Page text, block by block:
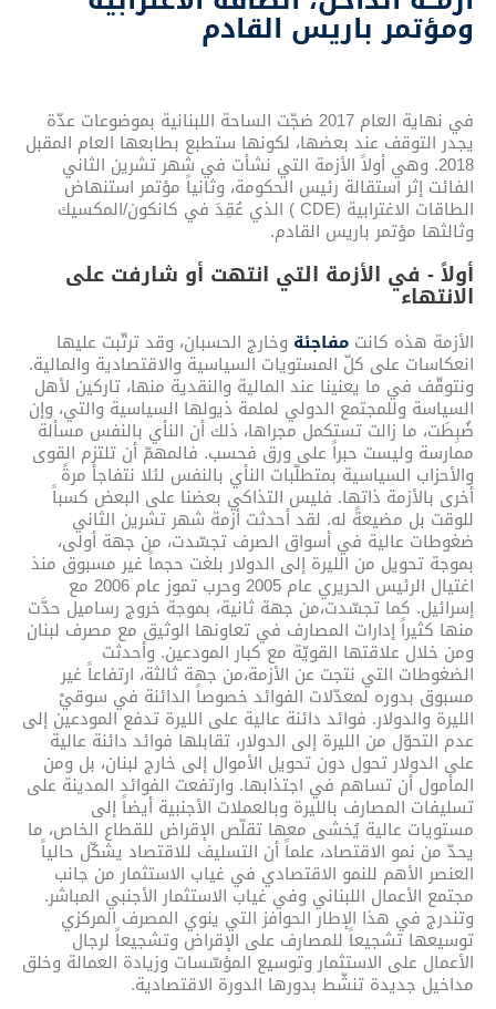
ومؤتمر باريس القادم
في نهاية العام 2017 ضجّت الساحة اللبنانية بموضوعات عدّة
يجدر التوقف عند بعضها، لكونها ستطبع بطابعها العام المقبل
2018. وهي أولاً الأزمة التي نشأت في شهر تشرين الثاني
الفائت إثر استقالة رئيس الحكومة، وثانياً مؤتمر استنهاض
الطاقات الاغترابية (CDE ) الذي عُقِدَ في كانكون/المكسيك
وثالثها مؤتمر باريس القادم.
أولاً - في الأزمة التي انتهت أو شارفت على
الانتهاء
الأزمة هذه كانت مفاجئة وخارج الحسبان، وقد ترتّبت عليها
انعكاسات على كلّ المستويات السياسية والاقتصادية والمالية.
ونتوقّف في ما يعنينا عند المالية والنقدية منها، تاركين لأهل
السياسة وللمجتمع الدولي لملمة ذيولها السياسية والتي، وإن
ضُبِطَت، ما زالت تستكمل مجراها، ذلك أن النأي بالنفس مسألة
ممارسة وليست حبراً على ورق فحسب. فالمهمّ أن تلتزم القوى
والأحزاب السياسية بمتطلّبات النأي بالنفس لئلا نتفاجأ مرةً
أخرى بالأزمة ذاتها. فليس التذاكي بعضنا على البعض كسباً
للوقت بل مضيعةً له. لقد أحدثت أزمة شهر تشرين الثاني
ضغوطات عالية في أسواق الصرف تجسّدت، من جهة أولى،
بموجة تحويل من الليرة إلى الدولار بلغت حجماً غير مسبوق منذ
اغتيال الرئيس الحريري عام 2005 وحرب تموز عام 2006 مع
إسرائيل. كما تجسّدت،من جهة ثانية، بموجة خروج رساميل حدَّت
منها كثيراً إدارات المصارف في تعاونها الوثيق مع مصرف لبنان
ومن خلال علاقتها القويّة مع كبار المودعين. وأحدثت
الضغوطات التي نتجت عن الأزمة،من جهة ثالثة، ارتفاعاً غير
مسبوق بدوره لمعدّلات الفوائد خصوصاً الدائنة في سوقيْ
الليرة والدولار. فوائد دائنة عالية على الليرة تدفع المودعين إلى
عدم التحوّل من الليرة إلى الدولار، تقابلها فوائد دائنة عالية
على الدولار تحول دون تحويل الأموال إلى خارج لبنان، بل ومن
المأمول أن تساهم في اجتذابها. وارتفعت الفوائد المدينة على
تسليفات المصارف بالليرة وبالعملات الأجنبية أيضاً إلى
مستويات عالية يُخشى معها تقلّص الإقراض للقطاع الخاص، ما
يحدّ من نمو الاقتصاد، علماً أن التسليف للاقتصاد يشكّل حالياً
العنصر الأهم للنمو الاقتصادي في غياب الاستثمار من جانب
مجتمع الأعمال اللبناني وفي غياب الاستثمار الأجنبي المباشر.
وتندرج في هذا الإطار الحوافز التي ينوي المصرف المركزي
توسيعها تشجيعاً للمصارف على الإقراض وتشجيعاً لرجال
الأعمال على الاستثمار وتوسيع المؤسّسات وزيادة العمالة وخلق
مداخيل جديدة تنشّط بدورها الدورة الاقتصادية.